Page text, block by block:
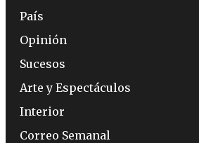
País
Opinión
Sucesos
Arte y Espectáculos
Interior
Correo Semanal